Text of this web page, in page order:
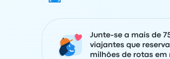
Junte-se a mais de
viajantes que
milhões de rotas em